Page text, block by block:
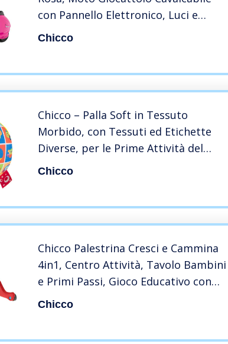
con Pannello Elettronico, Luci e
Suoni, Ruote di Supporto
Chicco
Chicco – Palla Soft in Tessuto
Morbido, con Tessuti ed Etichette
Diverse, per le Prime Attività del
Bambino, Multicolore, 3-36 Mesi
Chicco
Chicco Palestrina Cresci e Cammina
4in1, Centro Attività, Tavolo Bambini
e Primi Passi, Gioco Educativo con
Attività Manuali, Luci e Suoni,
Chicco